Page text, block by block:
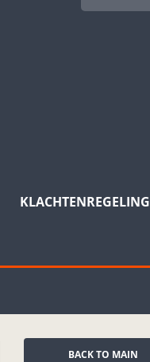
KLACHTENREGELING
BACK TO MAIN